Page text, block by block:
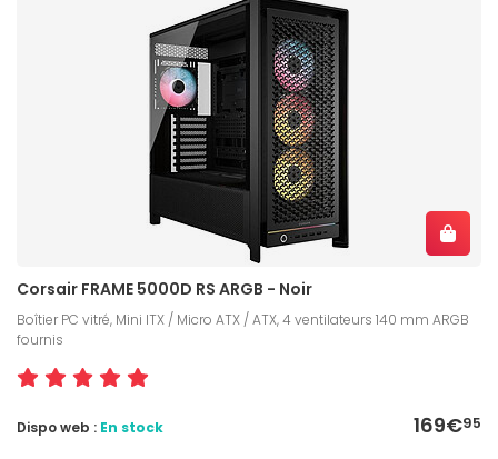
Corsair FRAME 5000D RS ARGB - Noir
Boîtier PC vitré, Mini ITX / Micro ATX / ATX, 4 ventilateurs 140 mm ARGB
fournis
169€95
Dispo web : En stock